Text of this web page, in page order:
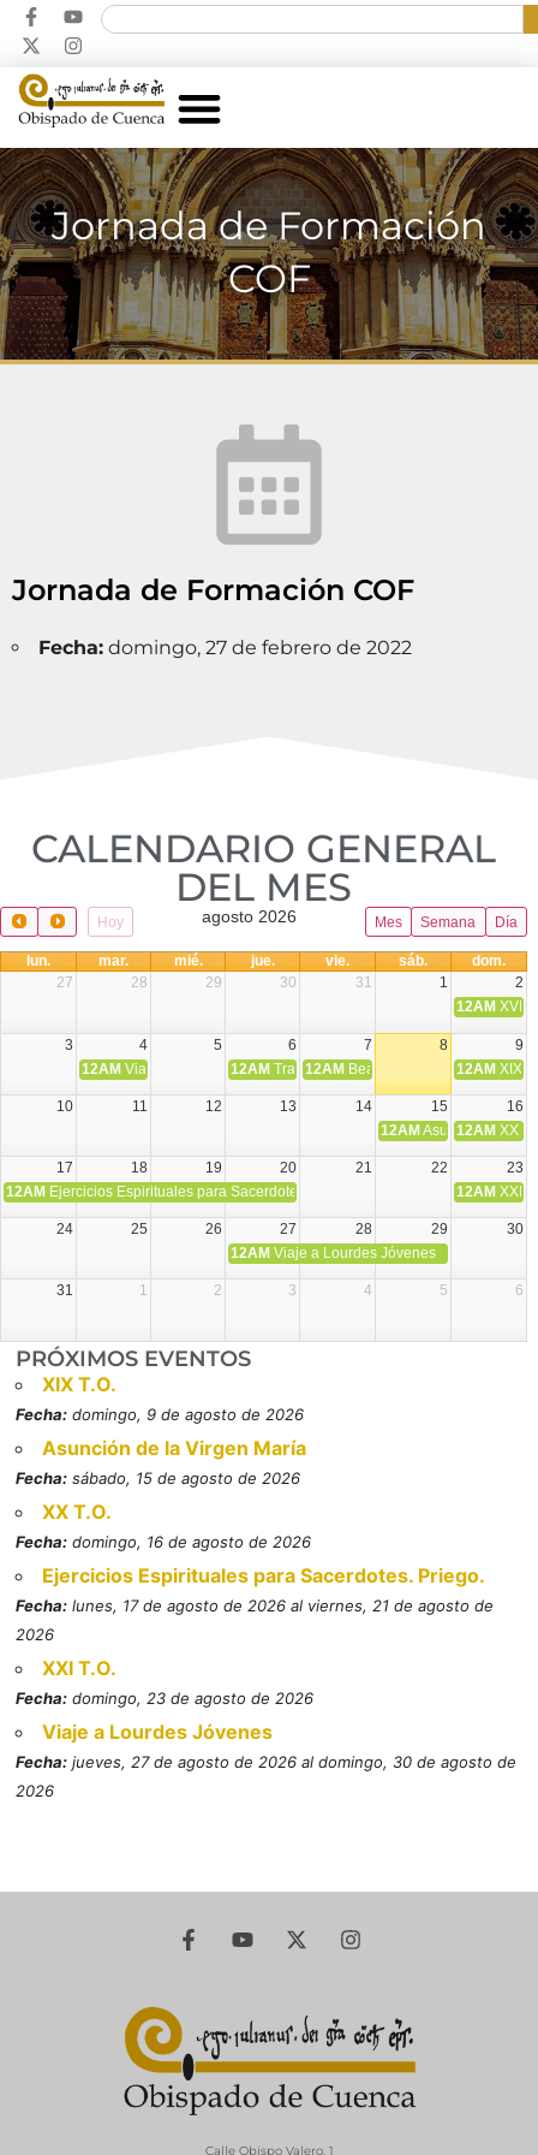
Jornada de Formación
COF
Jornada de Formación COF
Fecha: domingo, 27 de febrero de 2022
CALENDARIO GENERAL
DEL MES​
Hoy Mes Semana Día
agosto 2026
lun. mar. mié. jue. vie. sáb.
dom.
27
28 29 30 31 1
2
12AM XVIII
3 4 5 6 7 8
9
12AM Viaje Diocesano a Japón.
12AM Transfiguración del Señor
12AM Beatos Cruz Laplana,
12AM XIX
10 11 12 13 14 15
16
12AM Asunción de la
12AM XX
17 18 19 20 21 22
23
12AM Ejercicios Espirituales para Sacerdotes. Priego. 12AM XXI
24 25 26 27 28 29
30
12AM Viaje a Lourdes Jóvenes
31 1 2 3 4 5 6
PRÓXIMOS EVENTOS
XIX T.O.
Fecha: domingo, 9 de agosto de 2026
Asunción de la Virgen María
Fecha: sábado, 15 de agosto de 2026
XX T.O.
Fecha: domingo, 16 de agosto de 2026
Ejercicios Espirituales para Sacerdotes. Priego.
Fecha: lunes, 17 de agosto de 2026 al viernes, 21 de agosto de
2026
XXI T.O.
Fecha: domingo, 23 de agosto de 2026
Viaje a Lourdes Jóvenes
Fecha: jueves, 27 de agosto de 2026 al domingo, 30 de agosto de
2026
Calle Obispo Valero, 1